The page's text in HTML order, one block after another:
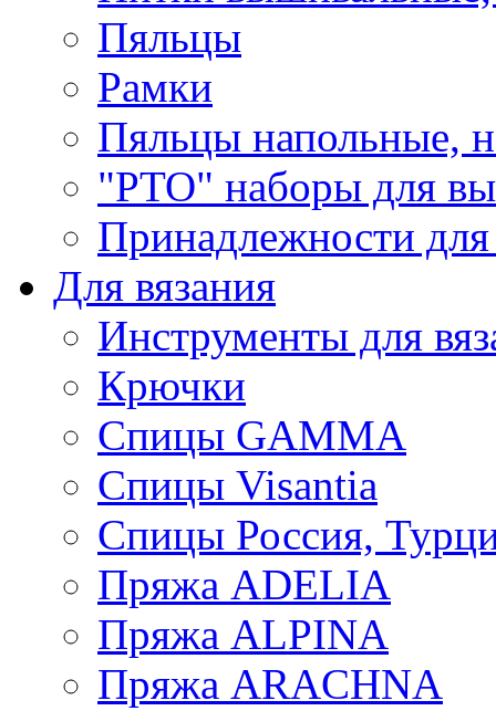
Пяльцы
Рамки
Пяльцы напольные,
"РТО" наборы для
Принадлежности
Для вязания
Инструменты для
Крючки
Спицы GAMMA
Спицы Visantia
Спицы Россия,
Пряжа ADELIA
Пряжа ALPINA
Пряжа ARACHNA